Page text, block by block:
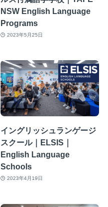
NSW English Language
Programs
2023年5月25日
イングリッシュランゲージ
スクール｜ELSIS｜
English Language
Schools
2023年4月19日